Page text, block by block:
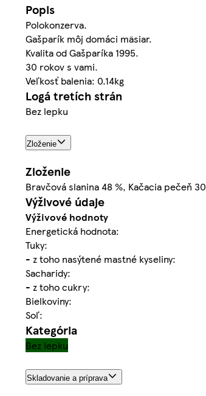
Popis
Polokonzerva.
Gašparík môj domáci mäsiar.
Kvalita od Gašparíka 1995.
30 rokov s vami.
Veľkosť balenia: 0.14kg
Logá tretích strán
Bez lepku
Zloženie
Zloženie
Bravčová slanina 48 %, Kačacia pečeň
Výživové údaje
Výživové hodnoty
Energetická hodnota:
Tuky:
- z toho nasýtené mastné kyseliny:
Sacharidy:
- z toho cukry:
Bielkoviny:
Soľ:
Kategória
Bez lepku
Skladovanie a príprava